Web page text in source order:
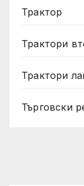
Трактор
Трактори
Трактори
Търговски